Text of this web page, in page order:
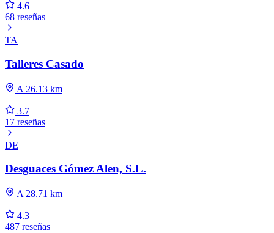
4.6
68 reseñas
TA
Talleres Casado
A 26.13 km
3.7
17 reseñas
DE
Desguaces Gómez Alen, S.L.
A 28.71 km
4.3
487 reseñas